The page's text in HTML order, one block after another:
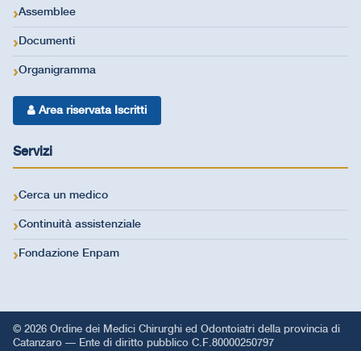
Assemblee
Documenti
Organigramma
Area riservata Iscritti
Servizi
Cerca un medico
Continuità assistenziale
Fondazione Enpam
© 2026 Ordine dei Medici Chirurghi ed Odontoiatri della provincia di
Catanzaro — Ente di diritto pubblico C.F.80000250797